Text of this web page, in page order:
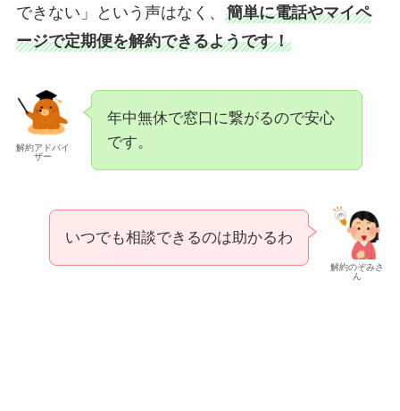
できない」という声はなく、 簡単に電話やマイペ
ージで定期便を解約できるようです！
解約アドバイ
ザー
年中無休で窓口に繋がるので安心
です。
解約のぞみさ
ん
いつでも相談できるのは助かるわ